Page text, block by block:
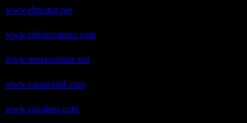
www.elmotor.net
www.infoaventura.com
www.motosonline.net
www.casaactual.com
www.cucaboo.com